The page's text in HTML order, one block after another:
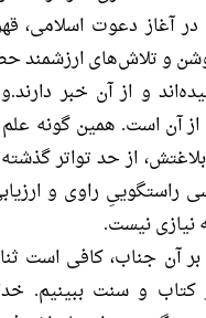
در آغاز دعوت اسلامی،
و تلاش‌های ارزشمند
و از آن خبر
از آن است. همین گونه
از حد تواتر
راستگوییِ راوی و
نیازی نیست.
آن جناب، کافی است
کتاب و سنت ببینیم.